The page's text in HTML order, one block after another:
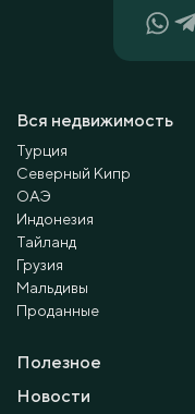
Вся недвижимость
Турция
Северный Кипр
ОАЭ
Индонезия
Тайланд
Грузия
Мальдивы
Проданные
Полезное
Новости